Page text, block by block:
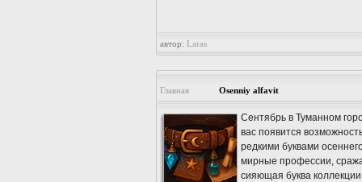
автор: Laras
Главная Osenniy alfavit
Сентябрь в Туманном
вас появится
редкими буквами
мирные профессии,
сияющая буква